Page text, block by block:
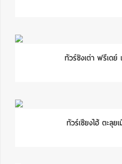
ทัวร์ชิงเต่า ฟรีเดย์
ทัวร์เซียงไฮ้ ตะลุย